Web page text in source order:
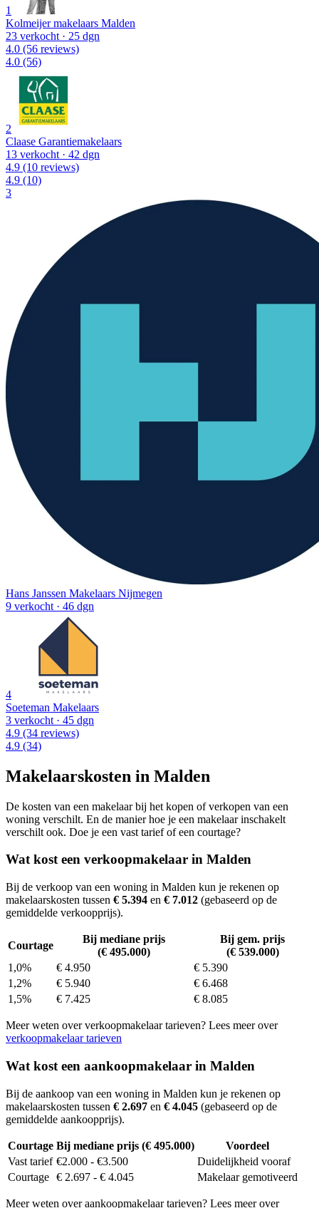
1
Kolmeijer makelaars Malden
23 verkocht · 25 dgn
4.0 (56 reviews)
4.0 (56)
2
Claase Garantiemakelaars
13 verkocht · 42 dgn
4.9 (10 reviews)
4.9 (10)
3
Hans Janssen Makelaars Nijmegen
9 verkocht · 46 dgn
4
Soeteman Makelaars
3 verkocht · 45 dgn
4.9 (34 reviews)
4.9 (34)
Makelaarskosten in Malden
De kosten van een makelaar bij het kopen of verkopen van een
woning verschilt. En de manier hoe je een makelaar inschakelt
verschilt ook. Doe je een vast tarief of een courtage?
Wat kost een verkoopmakelaar in Malden
Bij de verkoop van een woning in Malden kun je rekenen op
makelaarskosten tussen € 5.394 en € 7.012 (gebaseerd op de
gemiddelde verkoopprijs).
Courtage
Bij mediane prijs
(€ 495.000)
Bij gem. prijs
(€ 539.000)
1,0%
€ 4.950
€ 5.390
1,2%
€ 5.940
€ 6.468
1,5%
€ 7.425 € 8.085
Meer weten over verkoopmakelaar tarieven? Lees meer over
verkoopmakelaar tarieven
Wat kost een aankoopmakelaar in Malden
Bij de aankoop van een woning in Malden kun je rekenen op
makelaarskosten tussen € 2.697 en € 4.045 (gebaseerd op de
gemiddelde aankoopprijs).
Courtage Bij mediane prijs (€ 495.000)
Voordeel
Vast tarief €2.000 - €3.500
Duidelijkheid vooraf
Courtage € 2.697 - € 4.045 Makelaar gemotiveerd
Meer weten over aankoopmakelaar tarieven? Lees meer over